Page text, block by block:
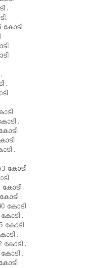
.
.
.
.
.
.
.
.
.
.
.
.
.
.